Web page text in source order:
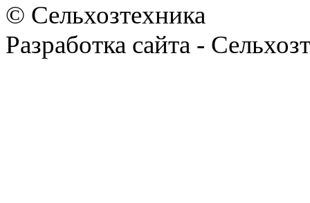
© Сельхозтехника
Разработка сайта -